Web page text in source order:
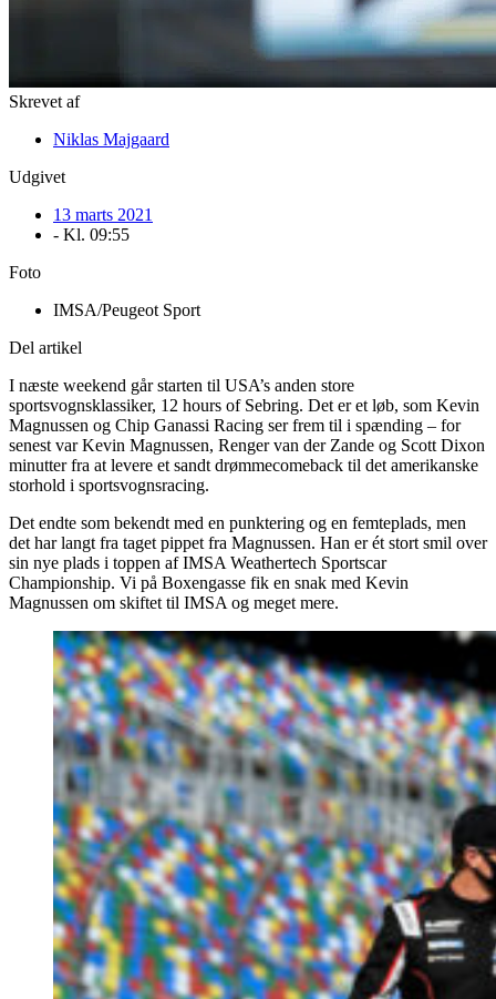
Skrevet af
Niklas Majgaard
Udgivet
13 marts 2021
- Kl. 09:55
Foto
IMSA/Peugeot Sport
Del artikel
I næste weekend går starten til USA’s anden store
sportsvognsklassiker, 12 hours of Sebring. Det er et løb, som Kevin
Magnussen og Chip Ganassi Racing ser frem til i spænding – for
senest var Kevin Magnussen, Renger van der Zande og Scott Dixon
minutter fra at levere et sandt drømmecomeback til det amerikanske
storhold i sportsvognsracing.
Det endte som bekendt med en punktering og en femteplads, men
det har langt fra taget pippet fra Magnussen. Han er ét stort smil over
sin nye plads i toppen af IMSA Weathertech Sportscar
Championship. Vi på Boxengasse fik en snak med Kevin
Magnussen om skiftet til IMSA og meget mere.